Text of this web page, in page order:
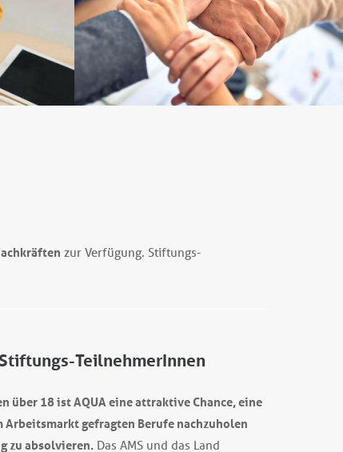
zur Verfügung. Stiftungs-
TeilnehmerInnen
über 18 ist AQUA eine attraktive Chance, eine
Arbeitsmarkt gefragten Berufe nachzuholen
zu absolvieren. Das AMS und das Land